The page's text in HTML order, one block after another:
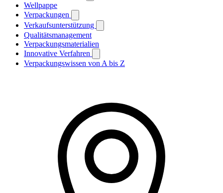
Wellpappe
Verpackungen
Verkaufsunterstützung
Qualitätsmanagement
Verpackungsmaterialien
Innovative Verfahren
Verpackungswissen von A bis Z